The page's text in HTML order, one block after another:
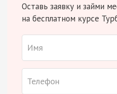
Оставь заявку и займи
на бесплатном курсе